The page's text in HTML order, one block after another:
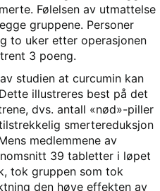
Følelsen av utmattelse
gruppene. Personer
to uker etter operasjonen
3 poeng.
studien at curcumin kan
illustreres best på det
dvs. antall «nød»-piller
smertereduksjon
medlemmene av
39 tabletter i løpet
tok gruppen som tok
den høye effekten av